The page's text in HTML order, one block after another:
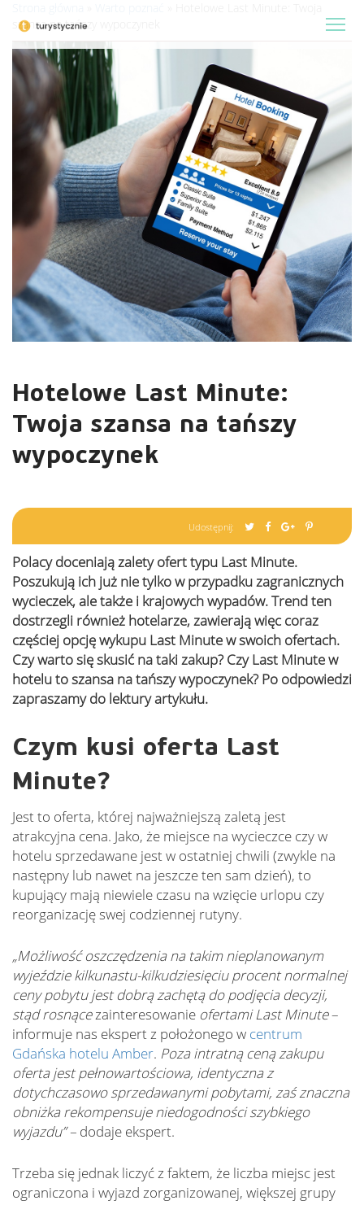
szansa na tańszy wypoczynek
Hotelowe Last Minute:
Twoja szansa na tańszy
wypoczynek
Udostępnij:
Polacy doceniają zalety ofert typu Last Minute.
Poszukują ich już nie tylko w przypadku zagranicznych
wycieczek, ale także i krajowych wypadów. Trend ten
dostrzegli również hotelarze, zawierają więc coraz
częściej opcję wykupu Last Minute w swoich ofertach.
Czy warto się skusić na taki zakup? Czy Last Minute w
hotelu to szansa na tańszy wypoczynek? Po odpowiedzi
zapraszamy do lektury artykułu.
Czym kusi oferta Last
Minute?
Jest to oferta, której najważniejszą zaletą jest
atrakcyjna cena. Jako, że miejsce na wycieczce czy w
hotelu sprzedawane jest w ostatniej chwili (zwykle na
następny lub nawet na jeszcze ten sam dzień), to
kupujący mają niewiele czasu na wzięcie urlopu czy
reorganizację swej codziennej rutyny.
„Możliwość oszczędzenia na takim nieplanowanym
wyjeździe kilkunastu-kilkudziesięciu procent normalnej
ceny pobytu jest dobrą zachętą do podjęcia decyzji,
stąd rosnącezainteresowanie ofertami Last Minute–
informuje nas ekspert z położonego w centrum
Gdańska hotelu Amber. Poza intratną ceną zakupu
oferta jest pełnowartościowa, identyczna z
dotychczasowo sprzedawanymi pobytami, zaś znaczna
obniżka rekompensuje niedogodności szybkiego
wyjazdu” – dodaje ekspert.
Trzeba się jednak liczyć z faktem, że liczba miejsc jest
ograniczona i wyjazd zorganizowanej, większej grupy